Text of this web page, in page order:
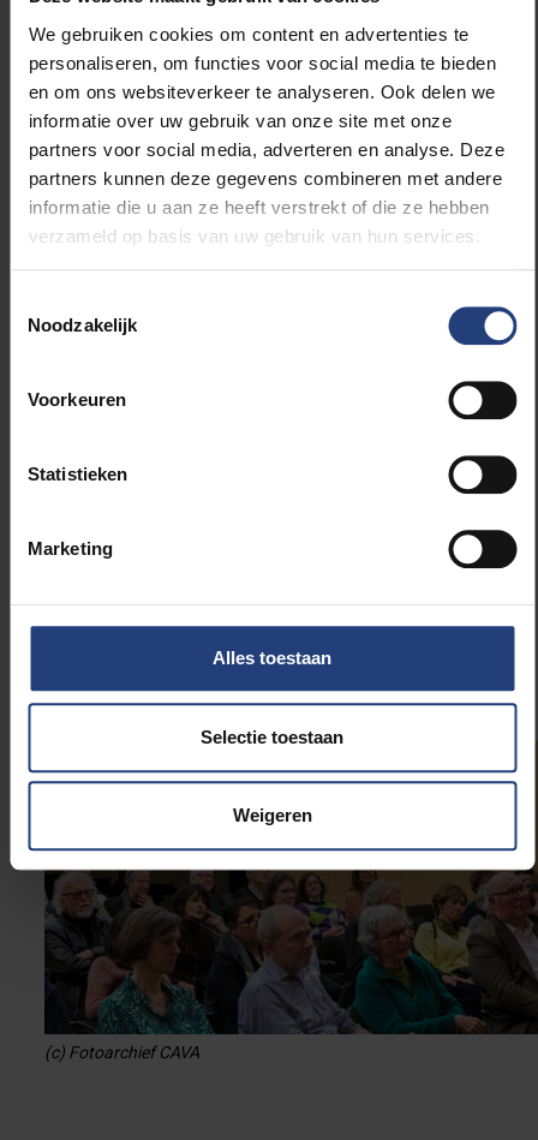
We gebruiken cookies om content en advertenties te
personaliseren, om functies voor social media te bieden
en om ons websiteverkeer te analyseren. Ook delen we
informatie over uw gebruik van onze site met onze
partners voor social media, adverteren en analyse. Deze
partners kunnen deze gegevens combineren met andere
informatie die u aan ze heeft verstrekt of die ze hebben
verzameld op basis van uw gebruik van hun services.
Noodzakelijk
Voorkeuren
Statistieken
Marketing
Alles toestaan
Selectie toestaan
Weigeren
Een selectie uit twee miljoen woorden
Deels is een en ander uiteraard aan Flam zelf te
danken, en de typischJiddischewant laconieke
manier waarop hij bijvoorbeeld een hoogdravende
paragraaf aan het eind met slechts enkele woorden
weet te laten imploderen – een kwaliteit die net als
de andere vanwege de veelschrijverij wat was
ondergesneeuwd. Maar het is evenzeer de
een wijze een selectie van 140.000 woorden
fragmenten tot een muzikaal geheel te verweven, dat
typisch kenmerk van Flam, dat ten volle zijn
ma non troppotot
genietbare proporties werd teruggebracht – nog het
best met een bezwerende
meer dan 400 pagina’s lang weten vol te houden, met
(c) Fotoarchief CAVA